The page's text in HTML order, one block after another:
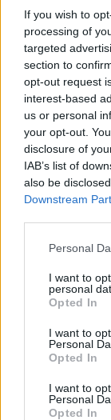
If you wish to
processing of
targeted
section to
opt-out request
interest-based
us or personal
your opt-out.
disclosure of
IAB’s list of
also be
Downstream
Please note
not limited to
grant or deny
use your data
consent section.
Personal
I want to
personal
Opted In
I want to
Personal
Opted In
I want to
Personal
Opted In
επιλογή είναι
τα μεγάλα
θα περάσουμε σε
Η Περιφέρεια
ήδη διαλέξει
και του
Αττική δεν
και πράξεις.
Κωνσταντίνος
Facebook
Σταυρούλας
διαμέρισμα